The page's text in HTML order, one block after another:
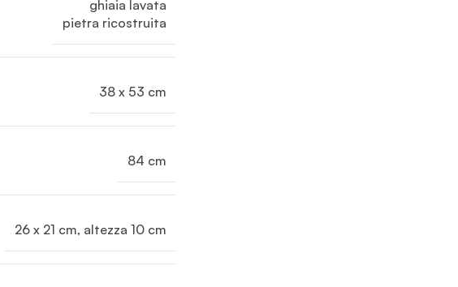
ghiaia lavata
pietra ricostruita
38 x 53 cm
84 cm
26 x 21 cm, altezza 10 cm